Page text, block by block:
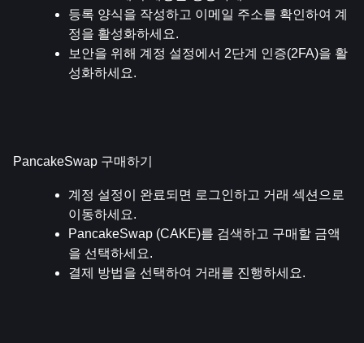
등록 양식을 작성하고 이메일 주소를 확인하여 계
정을 활성화하세요.
보안을 위해 계정 설정에서 2단계 인증(2FA)을 활
성화하세요.
PancakeSwap 구매하기
계정 설정이 완료되면 로그인하고 거래 섹션으로
이동하세요.
PancakeSwap (CAKE)를 검색하고 구매할 금액
을 선택하세요.
결제 방법을 선택하여 거래를 진행하세요.